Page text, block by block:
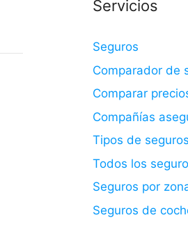
Servicios
Seguros
Comparador de
Comparar
Compañías
Tipos de seguros
Todos los
Seguros por
Seguros de